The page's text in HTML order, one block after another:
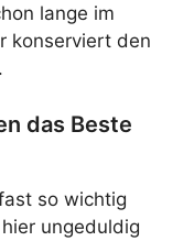
lange im
konserviert den
das Beste
so wichtig
ungeduldig